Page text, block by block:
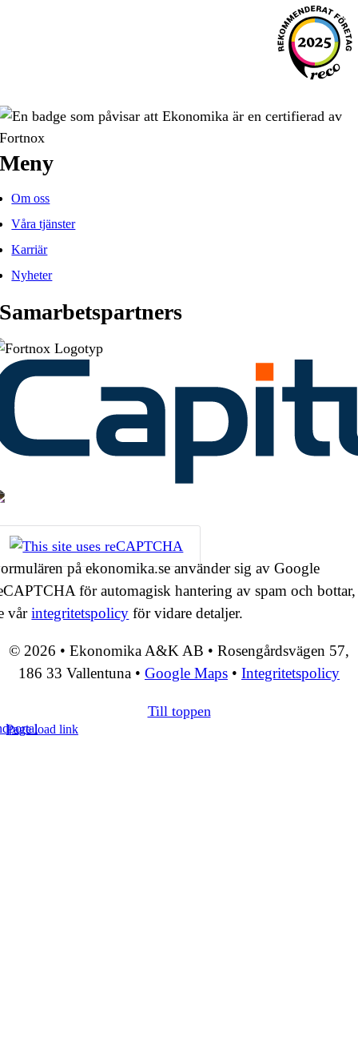
Meny
Om oss
Våra tjänster
Karriär
Nyheter
Samarbetspartners
på ekonomika.se använder sig av Google
för automagisk hantering av spam och bottar,
vårintegritetspolicy för vidare detaljer.
© 2026 • Ekonomika A&K AB • Rosengårdsvägen 57,
186 33 Vallentuna • Google Maps • Integritetspolicy
Till toppen
Page load link